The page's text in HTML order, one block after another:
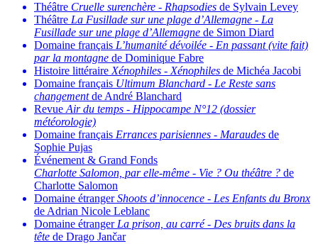
Théâtre Cruelle surenchère - Rhapsodies de Sylvain Levey
Théâtre La Fusillade sur une plage d’Allemagne - La
Fusillade sur une plage d’Allemagne de Simon Diard
Domaine français L’humanité dévoilée - En passant (vite fait)
par la montagne de Dominique Fabre
Histoire littéraireXénophiles -Xénophiles de Michéa Jacobi
Domaine français Ultimum Blanchard - Le Reste sans
changementde André Blanchard
RevueAir du temps - Hippocampe N°12 (dossier
météorologie)
Domaine français Errances parisiennes - Maraudes de
Sophie Pujas
Événement & Grand Fonds
Charlotte Salomon, par elle-même - Vie ? Ou théâtre ? de
Charlotte Salomon
Domaine étrangerShoots d’innocence - Les Enfants du Bronx
de Adrian Nicole Leblanc
Domaine étrangerLa prison, au carré - Des bruits dans la
tête de Drago Jančar